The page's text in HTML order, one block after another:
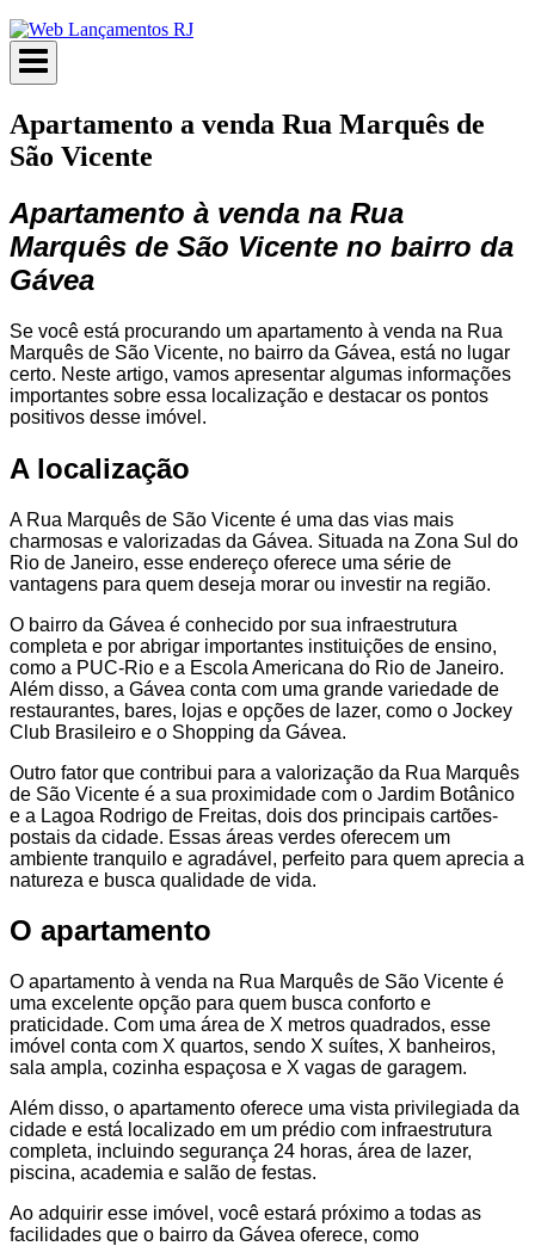
Apartamento a venda Rua Marquês de
São Vicente
Apartamento à venda na Rua
Marquês de São Vicente no bairro da
Gávea
Se você está procurando um apartamento à venda na Rua
Marquês de São Vicente, no bairro da Gávea, está no lugar
certo. Neste artigo, vamos apresentar algumas informações
importantes sobre essa localização e destacar os pontos
positivos desse imóvel.
A localização
A Rua Marquês de São Vicente é uma das vias mais
charmosas e valorizadas da Gávea. Situada na Zona Sul do
Rio de Janeiro, esse endereço oferece uma série de
vantagens para quem deseja morar ou investir na região.
O bairro da Gávea é conhecido por sua infraestrutura
completa e por abrigar importantes instituições de ensino,
como a PUC-Rio e a Escola Americana do Rio de Janeiro.
Além disso, a Gávea conta com uma grande variedade de
restaurantes, bares, lojas e opções de lazer, como o Jockey
Club Brasileiro e o Shopping da Gávea.
Outro fator que contribui para a valorização da Rua Marquês
de São Vicente é a sua proximidade com o Jardim Botânico
e a Lagoa Rodrigo de Freitas, dois dos principais cartões-
postais da cidade. Essas áreas verdes oferecem um
ambiente tranquilo e agradável, perfeito para quem aprecia a
natureza e busca qualidade de vida.
O apartamento
O apartamento à venda na Rua Marquês de São Vicente é
uma excelente opção para quem busca conforto e
praticidade. Com uma área de X metros quadrados, esse
imóvel conta com X quartos, sendo X suítes, X banheiros,
sala ampla, cozinha espaçosa e X vagas de garagem.
Além disso, o apartamento oferece uma vista privilegiada da
cidade e está localizado em um prédio com infraestrutura
completa, incluindo segurança 24 horas, área de lazer,
piscina, academia e salão de festas.
Ao adquirir esse imóvel, você estará próximo a todas as
facilidades que o bairro da Gávea oferece, como